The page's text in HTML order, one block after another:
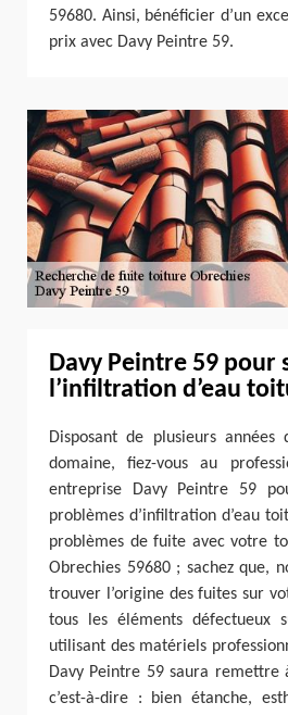
59680. Ainsi, bénéficier d’un
prix avec Davy Peintre 59.
Davy Peintre 59 pour
l’infiltration d’eau
Disposant de plusieurs années
domaine, fiez-vous au
entreprise Davy Peintre 59
problèmes d’infiltration d’eau
problèmes de fuite avec votre
Obrechies 59680 ; sachez que,
trouver l’origine des fuites sur
tous les éléments défectueux
utilisant des matériels
Davy Peintre 59 saura
c’est-à-dire : bien étanche,